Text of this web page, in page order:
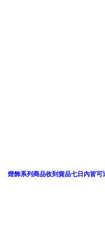
燈飾系列商品收到貨品七日內皆